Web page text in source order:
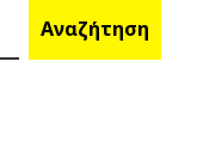
Αναζήτηση